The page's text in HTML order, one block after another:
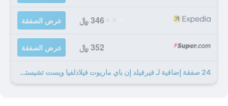
346 ﷼ عرض الصفقة
352 ﷼ عرض الصفقة
24 صفقة إضافية لـ فيرفيلد إن باي ماريوت فيلادلفيا ويست تشيستر - إكستون